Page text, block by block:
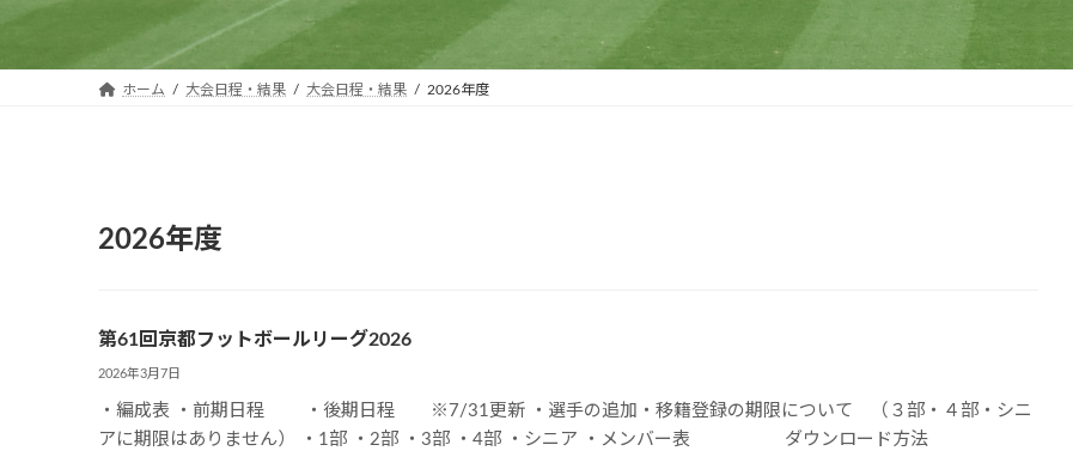
ホーム 大会日程・結果 大会日程・結果 2026年度
2026年度
第61回京都フットボールリーグ2026
2026年3月7日
・編成表 ・前期日程 ・後期日程 ※7/31更新 ・選手の追加・移籍登録の期限について （３部・４部・シニ
アに期限はありません） ・1部 ・2部 ・3部 ・4部 ・シニア ・メンバー表 ダウンロード方法